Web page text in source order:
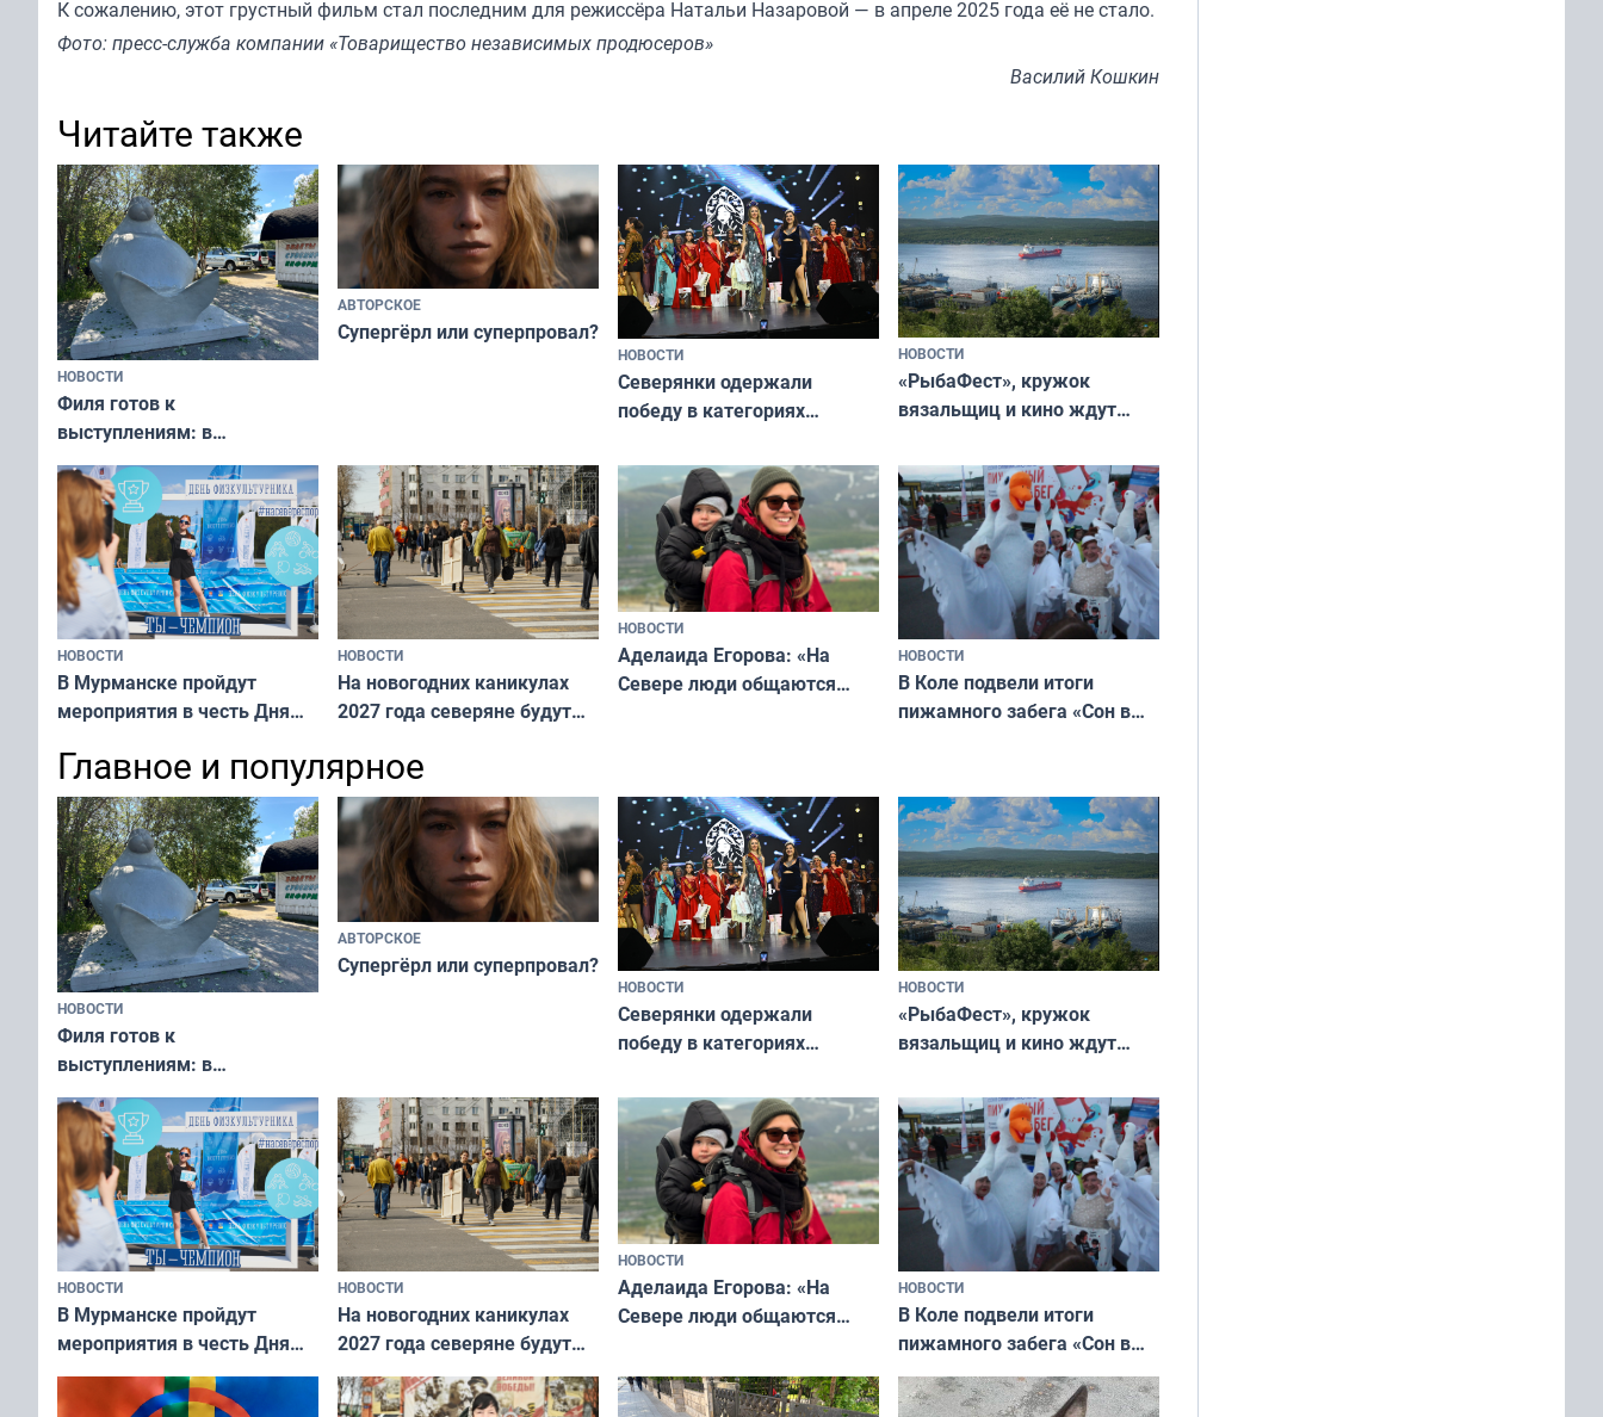
К сожалению, этот грустный фильм стал последним для режиссёра Натальи Назаровой — в апреле 2025 года её не стало.
Фото: пресс-служба компании «Товарищество независимых продюсеров»
Василий Кошкин
Читайте также
НОВОСТИ
Филя готов к
выступлениям: в
мурманском океанариуме
рассказали о состоянии
тюленей
АВТОРСКОЕ
Супергёрл или суперпровал?
НОВОСТИ
Северянки одержали
победу в категориях
«Мисс и Миссис Великая
Русь»
НОВОСТИ
«РыбаФест», кружок
вязальщиц и кино ждут
НОВОСТИ
В Мурманске пройдут
мероприятия в честь Дня
НОВОСТИ
На новогодних каникулах
2027 года северяне будут
НОВОСТИ
Аделаида Егорова: «На
Севере люди общаются
НОВОСТИ
В Коле подвели итоги
пижамного забега «Сон в
Главное и популярное
НОВОСТИ
Филя готов к
выступлениям: в
мурманском океанариуме
рассказали о состоянии
тюленей
АВТОРСКОЕ
Супергёрл или суперпровал?
НОВОСТИ
Северянки одержали
победу в категориях
«Мисс и Миссис Великая
Русь»
НОВОСТИ
«РыбаФест», кружок
вязальщиц и кино ждут
НОВОСТИ
В Мурманске пройдут
мероприятия в честь Дня
физкультурника
НОВОСТИ
На новогодних каникулах
2027 года северяне будут
отдыхать 11 дней
НОВОСТИ
Аделаида Егорова: «На
Севере люди общаются
а потому что
ты им интересен»
НОВОСТИ
В Коле подвели итоги
пижамного забега «Сон в
Олимпийскую ночь»